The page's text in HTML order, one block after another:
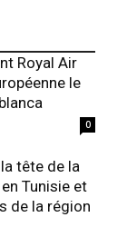
Royal Air
le
0
tête de la
Tunisie et
de la région